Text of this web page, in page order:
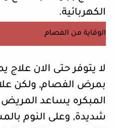
الكهربائية.
الوقاية من الفصام
لا يتوفر حتى الان علاج
بمرض الفصام, ولكن
المبكره يساعد
شديدة, وعلى النوم